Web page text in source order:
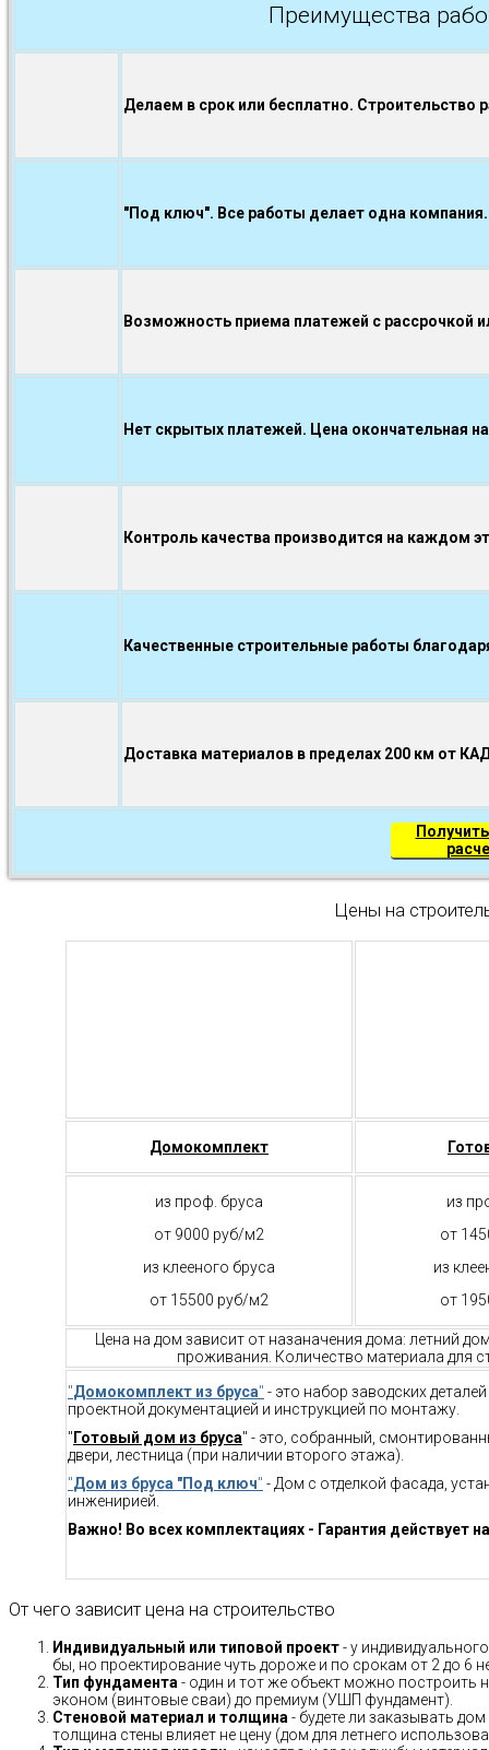
Преимущества
Делаем в срок или бесплатно. Строительство
"Под ключ". Все работы делает одна компания.
Возможность приема платежей с рассрочкой
Нет скрытых платежей. Цена окончательная
Контроль качества производится на каждом
Качественные строительные работы
Доставка материалов в пределах 200 км от
Цены на
Домокомплект
из проф. бруса
от 9000 руб/м2
из клееного бруса
от 15500 руб/м2
из
от
из
от
Цена на дом зависит от назаначения дома: летний
проживания. Количество материала для
"Домокомплект из бруса" - это набор заводских
проектной документацией и инструкцией по монтажу.
" Готовый дом из бруса" - это, собранный,
двери, лестница (при наличии второго этажа).
"Дом из бруса "Под ключ" - Дом с отделкой фасада,
инженирией.
Важно! Во всех комплектациях - Гарантия действует
От чего зависит цена на строительство
Индивидуальный или типовой проект- у
бы, но проектирование чуть дороже и по срокам от 2 до 6
Тип фундамента - один и тот же объект можно построить
эконом (винтовые сваи) до премиум (УШП фундамент).
Стеновой материал и толщина - будете ли заказывать
толщина стены влияет не цену (дом для летнего